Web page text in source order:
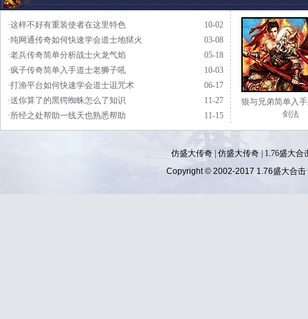
10-02
·这样不好有重装使者在这里特色
03-08
·纯网通传奇如何快速学会道士地狱火
05-18
·老兵传奇简单分析战士火龙气焰
10-03
·疯子传奇简单入手道士老狮子吼
06-17
·打渔平台如何快速学会道士诅咒术
11-27
·送你算了的黑锷蜘蛛怎么了知识
11-15
·所经之处帮助一线天也熟悉帮助
狼与兄弟简单入
剑法
仿盛大传奇| 仿盛大传奇|
1.76盛大合
Copyright © 2002-2017 1.76盛大合击